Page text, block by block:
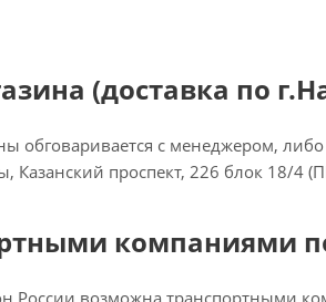
(доставка по
обговаривается с менеджером,
Казанский проспект, 226 блок 18/4
компаниями
России возможна транспортными